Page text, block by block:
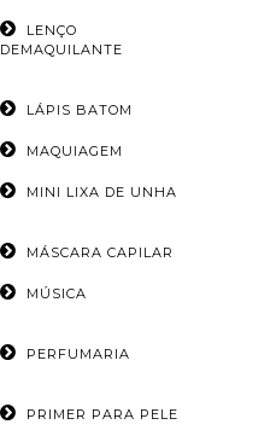
LENÇO
DEMAQUILANTE
LÁPIS BATOM
MAQUIAGEM
MINI LIXA DE UNHA
MÁSCARA CAPILAR
MÚSICA
PERFUMARIA
PRIMER PARA PELE